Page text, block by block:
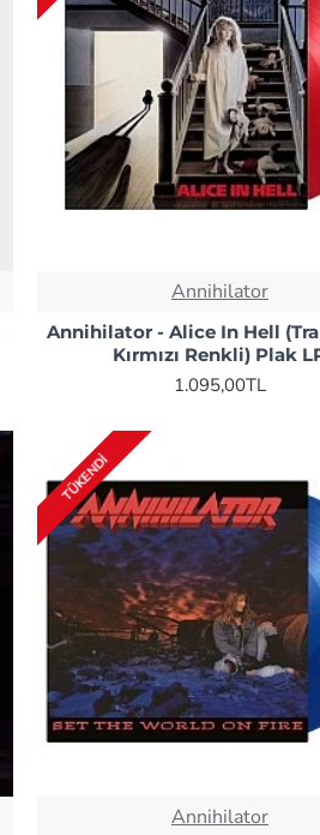
Annihilator
Annihilator - Alice In Hell
Kırmızı Renkli) Plak
1.095,00TL
TÜKENDI
Annihilator